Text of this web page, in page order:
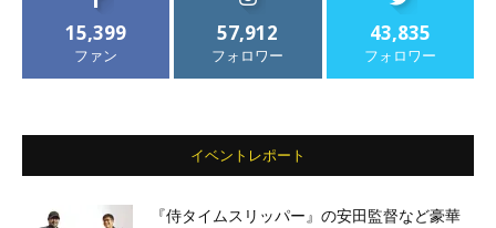
15,399
ファン
57,912
フォロワー
43,835
フォロワー
イベントレポート
『侍タイムスリッパー』の安田監督など豪華